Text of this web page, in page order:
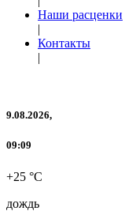
Наши расценки
|
Контакты
|
9.08.2026,
09:09
+25 °C
дождь